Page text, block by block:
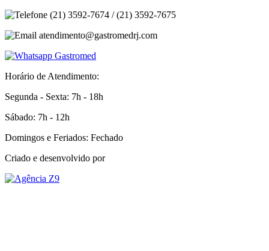
(21) 3592-7674 / (21) 3592-7675
atendimento@gastromedrj.com
Horário de Atendimento:
Segunda - Sexta: 7h - 18h
Sábado: 7h - 12h
Domingos e Feriados: Fechado
Criado e desenvolvido por